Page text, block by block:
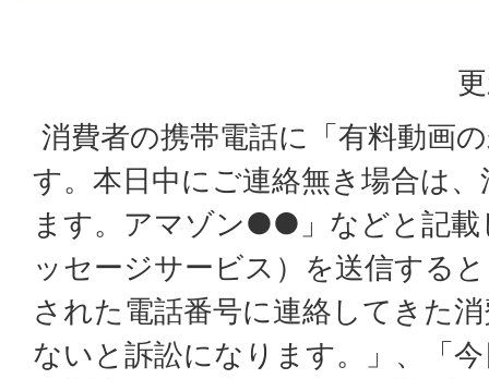
消費者の携帯電話に「有料動画
す。本日中にご連絡無き場合は
ます。アマゾン●●」などと記載
ッセージサービス）を送信する
された電話番号に連絡してきた
ないと訴訟になります。」、「